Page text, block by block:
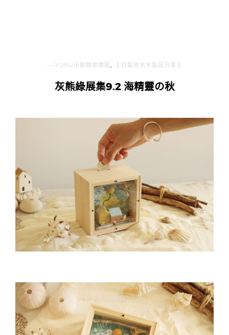
----YOMU示範教學專區 , 【 訂製原木木製品分享 】
灰熊綠展集9.2 海精靈の秋